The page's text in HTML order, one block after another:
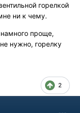
горелкой
ни к чему.
проще,
нужно, горелку
2